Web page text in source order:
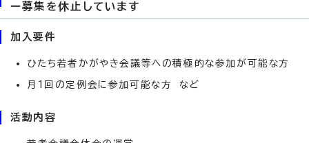
ー募集を休止しています
加入要件
ひたち若者かがやき会議等への積極的な参加が可能な方
月1回の定例会に参加可能な方 など
活動内容